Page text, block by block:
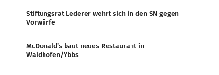
Stiftungsrat Lederer wehrt sich in den SN gegen
Vorwürfe
McDonald’s baut neues Restaurant in
Waidhofen/Ybbs